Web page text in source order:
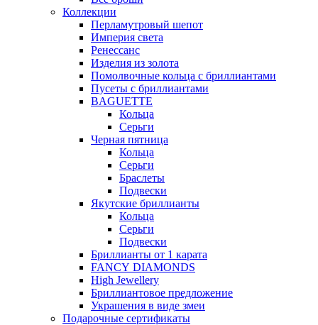
Коллекции
Перламутровый шепот
Империя света
Ренессанс
Изделия из золота
Помолвочные кольца с бриллиантами
Пусеты с бриллиантами
BAGUETTE
Кольца
Серьги
Черная пятница
Кольца
Серьги
Браслеты
Подвески
Якутские бриллианты
Кольца
Серьги
Подвески
Бриллианты от 1 карата
FANCY DIAMONDS
High Jewellery
Бриллиантовое предложение
Украшения в виде змеи
Подарочные сертификаты